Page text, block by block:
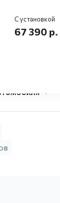
С установкой
67 390 р.